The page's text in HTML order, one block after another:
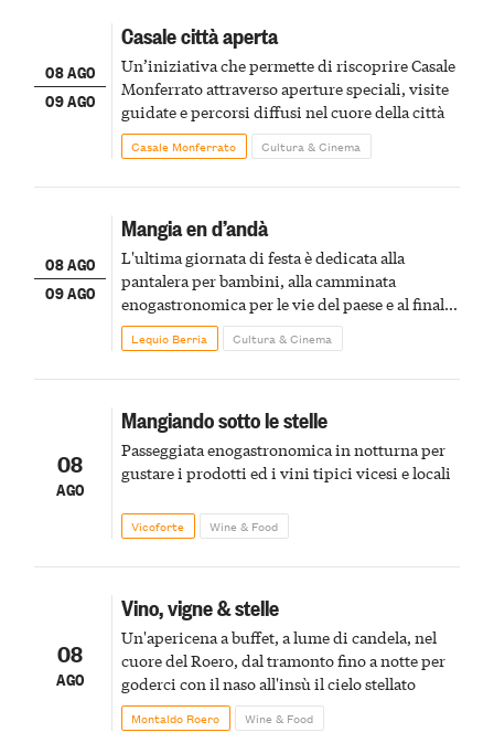
08 AGO
09 AGO
Casale città aperta
Un’iniziativa che permette di riscoprire Casale
Monferrato attraverso aperture speciali, visite
guidate e percorsi diffusi nel cuore della città
Casale Monferrato Cultura & Cinema
08 AGO
09 AGO
Mangia en d’andà
L'ultima giornata di festa è dedicata alla
pantalera per bambini, alla camminata
enogastronomica per le vie del paese e al finale
pirotecnico
Lequio Berria Cultura & Cinema
08
AGO
Mangiando sotto le stelle
Passeggiata enogastronomica in notturna per
gustare i prodotti ed i vini tipici vicesi e locali
Vicoforte Wine & Food
08
AGO
Vino, vigne & stelle
Un'apericena a buffet, a lume di candela, nel
cuore del Roero, dal tramonto fino a notte per
goderci con il naso all'insù il cielo stellato
Montaldo Roero Wine & Food